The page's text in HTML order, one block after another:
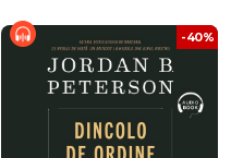
-40%